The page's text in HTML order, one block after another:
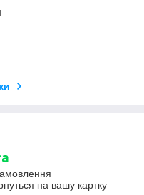
на вашу картку